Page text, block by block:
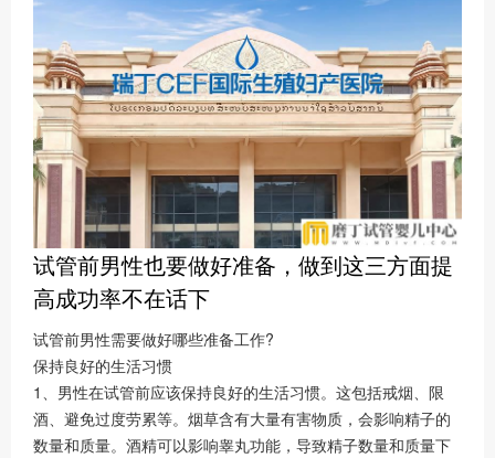
试管前男性也要做好准备，做到这三方面提
高成功率不在话下
试管前男性需要做好哪些准备工作?
保持良好的生活习惯
1、‍男性在试管前应该保持良好的生活习惯。这包括戒烟、限
酒、避免过度劳累等。烟草含有大量有害物质，会影响精子的
数量和质量。酒精可以影响睾丸功能，导致精子数量和质量下